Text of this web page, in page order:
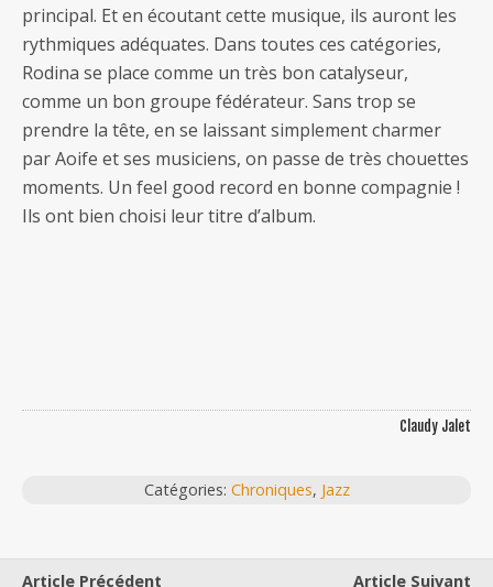
principal. Et en écoutant cette musique, ils auront les
rythmiques adéquates. Dans toutes ces catégories,
Rodina se place comme un très bon catalyseur,
comme un bon groupe fédérateur. Sans trop se
prendre la tête, en se laissant simplement charmer
par Aoife et ses musiciens, on passe de très chouettes
moments. Un feel good record en bonne compagnie !
Ils ont bien choisi leur titre d’album.
Claudy Jalet
Catégories: Chroniques, Jazz
Article Précédent
Article Suivant